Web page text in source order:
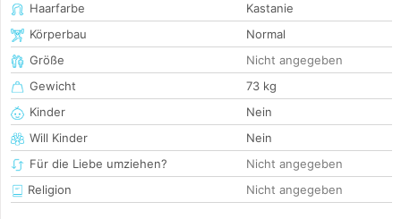
Haarfarbe
Kastanie
Körperbau
Normal
Größe
Nicht angegeben
Gewicht
73 kg
Kinder
Nein
Will Kinder
Nein
Für die Liebe umziehen?
Nicht angegeben
Religion
Nicht angegeben